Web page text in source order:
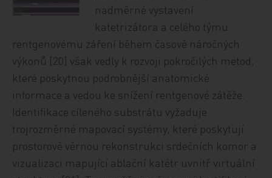
nadměrné vystavení
katetrizátora a celého týmu
rentgenovému záření během časově náročných
výkonů [20] však vedly k rozvoji pokročilých metod,
které poskytnou podrobnější anatomické
informace a vedou ke snížení rentgenové zátěže.
Identifikace cíleného substrátu vyžaduje
trojrozměrné mapovací systémy, které poskytují
prostorově věrnou rekonstrukci srdečních komor a
vizualizaci mapující ablační katétr uvnitř virtuální